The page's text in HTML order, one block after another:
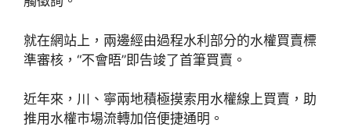
就在網站上，兩邊經由過程水利部分的水權買賣標
準審核，“不會晤”即告竣了首筆買賣。
近年來，川、寧兩地積極摸索用水權線上買賣，助
推用水權市場流轉加倍便捷通明。